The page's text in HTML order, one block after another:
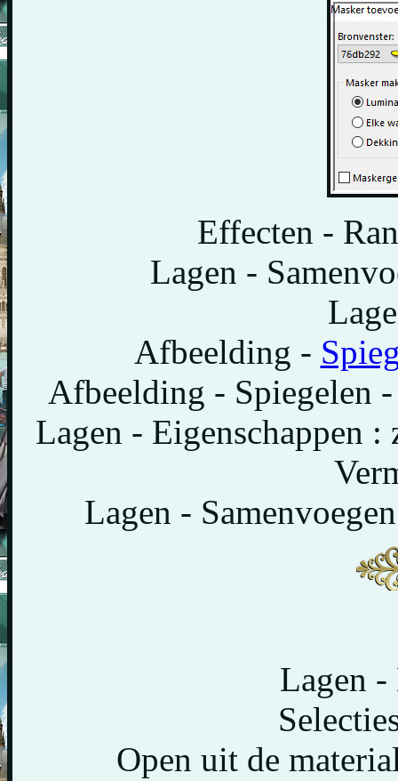
Effecten -
Lagen -
Afbeelding -
Afbeelding - Spiegelen
Lagen - Eigenschappen :
Lagen -
Lagen -
Open uit de